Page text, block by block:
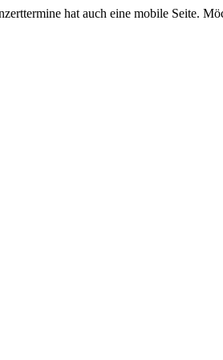
hat auch eine mobile Seite.